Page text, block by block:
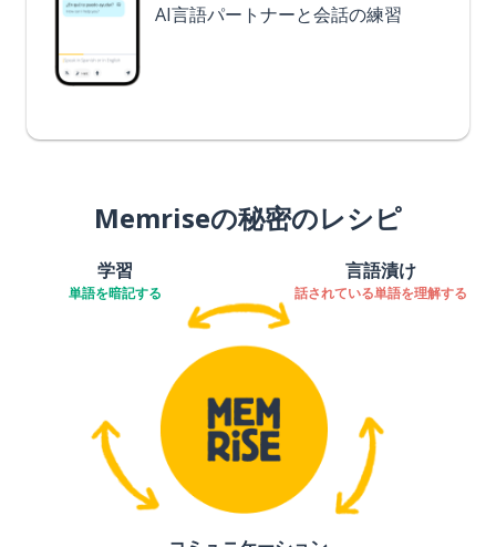
AI言語パートナーと会話の練習
Memriseの秘密のレシピ
学習
単語を暗記する
言語漬け
話されている単語を理解する